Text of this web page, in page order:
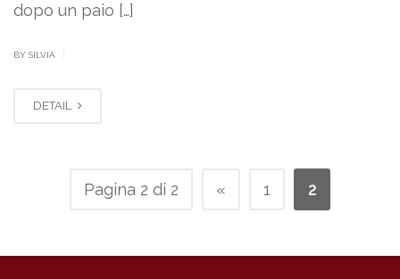
dopo un paio […]
BY SILVIA
DETAIL
Pagina 2 di 2 « 1 2